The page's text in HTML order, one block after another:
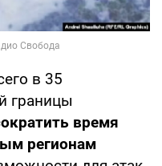
в 35
границы
время
регионам